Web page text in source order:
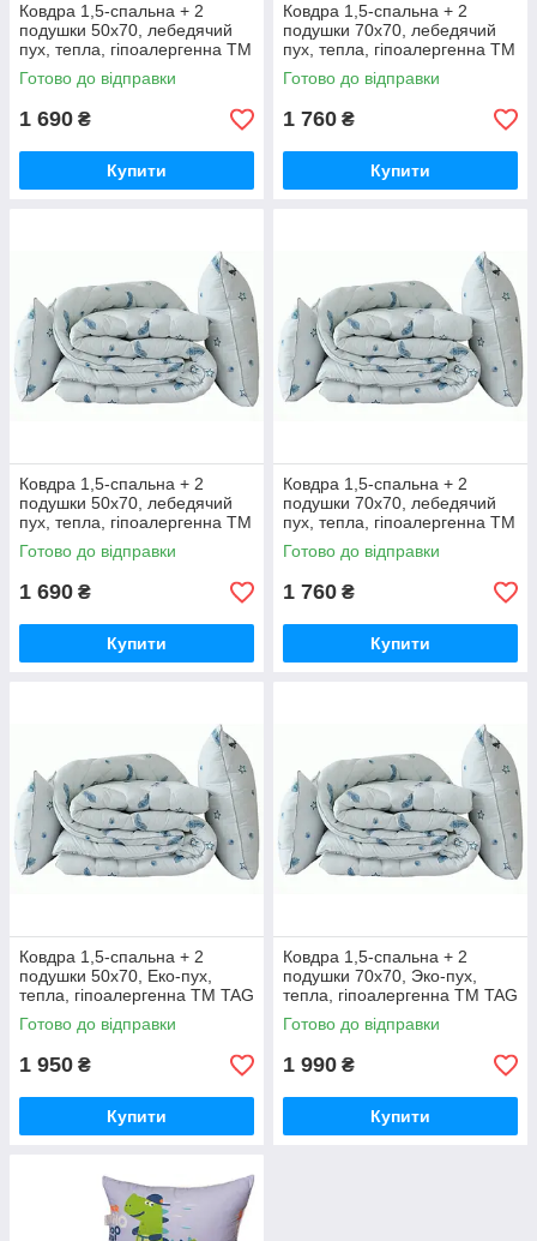
Ковдра 1,5-спальна + 2
подушки 50х70, лебедячий
пух, тепла, гіпоалергенна ТМ
TAG Camel
Готово до відправки
1 690 ₴
Купити
Ковдра 1,5-спальна + 2
подушки 70х70, лебедячий
пух, тепла, гіпоалергенна ТМ
TAG Camel
Готово до відправки
1 760 ₴
Купити
Ковдра 1,5-спальна + 2
подушки 50х70, лебедячий
пух, тепла, гіпоалергенна ТМ
TAG "Перо"
Готово до відправки
1 690 ₴
Купити
Ковдра 1,5-спальна + 2
подушки 70х70, лебедячий
пух, тепла, гіпоалергенна ТМ
TAG "Перо"
Готово до відправки
1 760 ₴
Купити
Ковдра 1,5-спальна + 2
подушки 50х70, Еко-пух,
тепла, гіпоалергенна ТМ TAG
"Eco-Перо"
Готово до відправки
1 950 ₴
Купити
Ковдра 1,5-спальна + 2
подушки 70х70, Эко-пух,
тепла, гіпоалергенна ТМ TAG
"Eco-Перо"
Готово до відправки
1 990 ₴
Купити